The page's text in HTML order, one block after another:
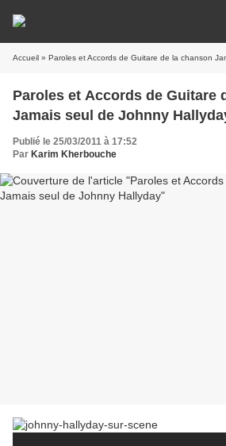
Accueil » Paroles et Accords de Guitare de la chanson
Paroles et Accords de Guitare
Jamais seul de Johnny
Publié le 25/03/2011 à 17:52
Par Karim Kherbouche